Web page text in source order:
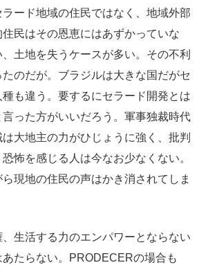
ード地域の住民ではなく、地域外部
民はその恩恵にはあずかっていな
土地を失うケースが多い。その不利
のだが。ブラジルは大きな国だがセ
も違う。要するにセラード開発とは
った方がいいだろう。軍事独裁時代
大地主の力がひじょうに強く、批判
怖を感じる人は今なお少なくない。
現地の住民の声はかき消されてしま
生活する力のエンパワーとならない
たらない。PRODECERの場合も